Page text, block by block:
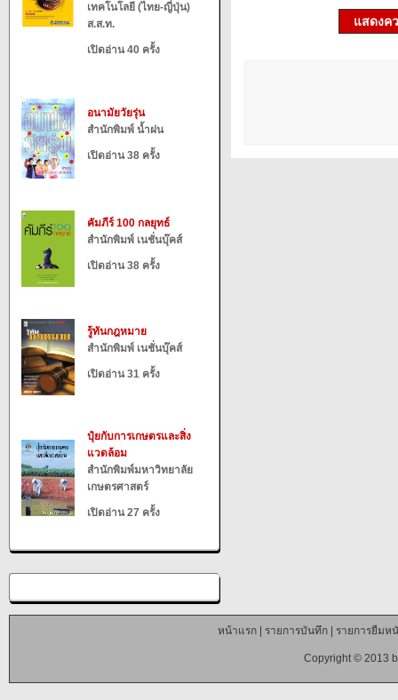
เทคโนโลยี (ไทย-ญี่ปุ่น)
ส.ส.ท.
เปิดอ่าน 40 ครั้ง
อนามัยวัยรุ่น
สำนักพิมพ์ น้ำฝน
เปิดอ่าน 38 ครั้ง
คัมภีร์ 100 กลยุทธ์
สำนักพิมพ์ เนชั่นบุ๊คส์
เปิดอ่าน 38 ครั้ง
รู้ทันกฎหมาย
สำนักพิมพ์ เนชั่นบุ๊คส์
เปิดอ่าน 31 ครั้ง
ปุ๋ยกับการเกษตรและสิ่ง
แวดล้อม
สำนักพิมพ์มหาวิทยาลัย
เกษตรศาสตร์
เปิดอ่าน 27 ครั้ง
แสดงค
หน้าแรก| รายการบันทึก| รายการยืมห
Copyright © 2013